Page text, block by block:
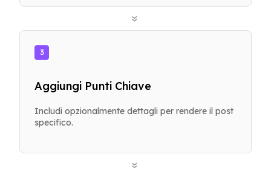
»
3
Aggiungi Punti Chiave
Includi opzionalmente dettagli per rendere il post
specifico.
»